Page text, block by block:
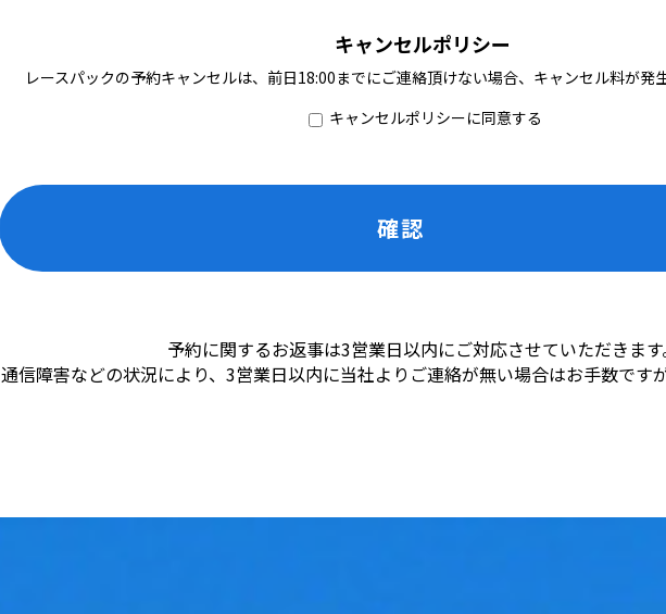
キャンセルポリシー
レースパックの予約キャンセルは、前日18:00までにご連絡頂けない場合、キャンセル料が発
キャンセルポリシーに同意する
予約に関するお返事は3営業日以内にご対応させていただきます
通信障害などの状況により、3営業日以内に当社よりご連絡が無い場合はお手数です